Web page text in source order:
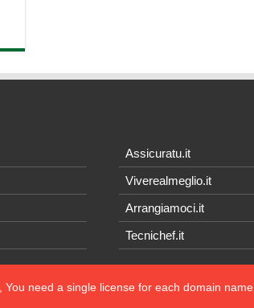
Assicuratu.it
Viverealmeglio.it
Arrangiamoci.it
Tecnichef.it
need a single license for each domain name.